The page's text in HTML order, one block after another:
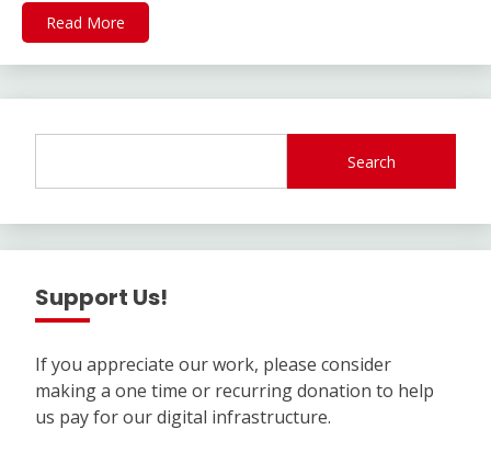
Read More
Search
Support Us!
If you appreciate our work, please consider
making a one time or recurring donation to help
us pay for our digital infrastructure.